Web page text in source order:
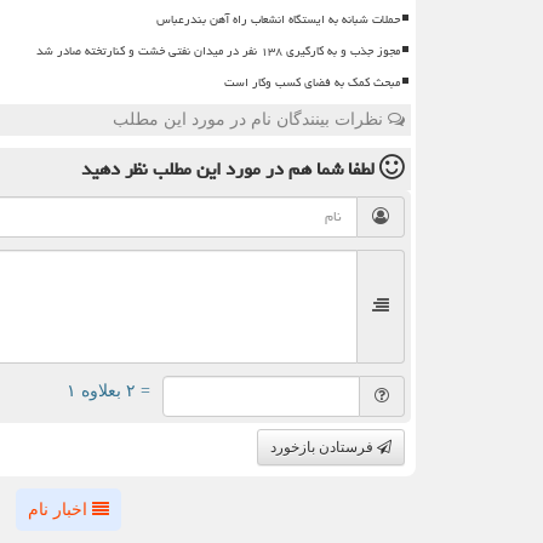
حملات شبانه به ایستگاه انشعاب راه آهن بندرعباس
مجوز جذب و به کارگیری ۱۳۸ نفر در میدان نفتی خشت و کنارتخته صادر شد
مبحث کمک به فضای کسب وکار است
نظرات بینندگان نام در مورد این مطلب
لطفا شما همدر مورد این مطلبنظر دهید
= ۲ بعلاوه ۱
فرستادن بازخورد
اخبار نام